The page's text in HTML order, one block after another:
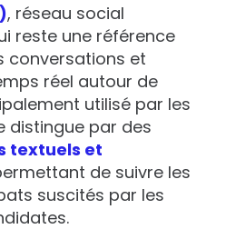
, réseau social
reste une référence
conversations et
réel autour de
utilisé par les
distingue par des
textuels et
de suivre les
suscités par les